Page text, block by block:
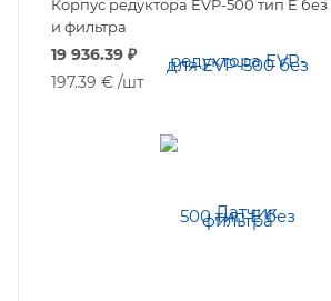
Корпус редуктора EVP-500 тип E
и фильтра
19 936.39₽
197.39 € /шт